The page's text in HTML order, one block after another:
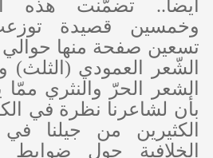
أيضا.. تضمّنت هذه
وخمسين قصيدة
تسعين صفحة منها
الشّعر العمودي (الثلث)
الشعر الحرّ والنثري ممّا
بأن لشاعرنا نظرة في
الكثيرين من جيلنا
الخلافية حول ضوابط